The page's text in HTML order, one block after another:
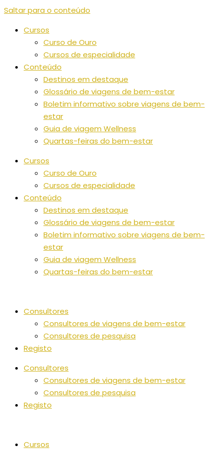
Saltar para o conteúdo
Cursos
Curso de Ouro
Cursos de especialidade
Conteúdo
Destinos em destaque
Glossário de viagens de bem-estar
Boletim informativo sobre viagens de bem-
estar
Guia de viagem Wellness
Quartas-feiras do bem-estar
Cursos
Curso de Ouro
Cursos de especialidade
Conteúdo
Destinos em destaque
Glossário de viagens de bem-estar
Boletim informativo sobre viagens de bem-
estar
Guia de viagem Wellness
Quartas-feiras do bem-estar
Consultores
Consultores de viagens de bem-estar
Consultores de pesquisa
Registo
Consultores
Consultores de viagens de bem-estar
Consultores de pesquisa
Registo
Cursos